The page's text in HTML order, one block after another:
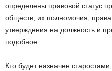
определены правовой статус
обществ, их полномочия,
утверждения на должность и
подобное.
Кто будет назначен